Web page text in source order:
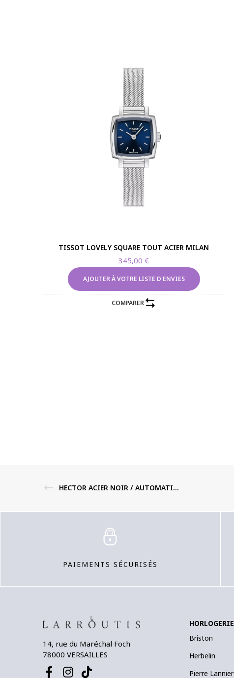
TISSOT LOVELY SQUARE TOUT ACIER MILAN
345,00 €
AJOUTER À VOTRE LISTE D'ENVIES
COMPARER
HECTOR ACIER NOIR / AUTOMATIQUE / BRACELET CUIR
PAIEMENTS SÉCURISÉS
14, rue du Maréchal Foch
78000 VERSAILLES
HORLOGERIE
Briston
Herbelin
Pierre Lannier